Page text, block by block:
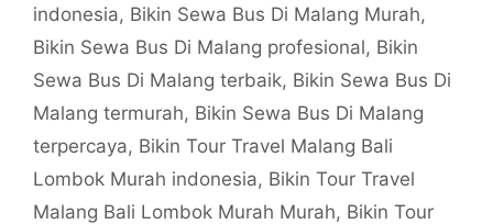
indonesia, Bikin Sewa Bus Di Malang Murah,
Bikin Sewa Bus Di Malang profesional, Bikin
Sewa Bus Di Malang terbaik, Bikin Sewa Bus Di
Malang termurah, Bikin Sewa Bus Di Malang
terpercaya, Bikin Tour Travel Malang Bali
Lombok Murah indonesia, Bikin Tour Travel
Malang Bali Lombok Murah Murah, Bikin Tour